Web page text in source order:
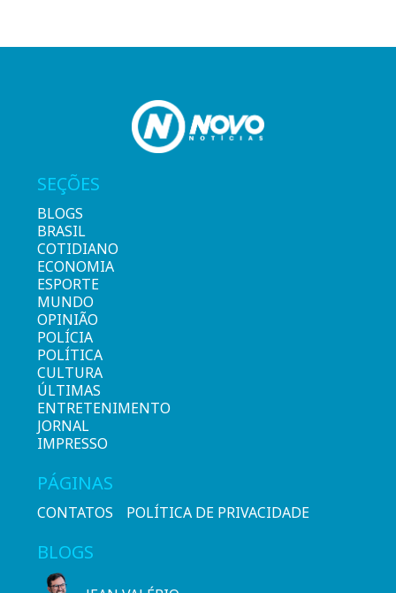
SEÇÕES
BLOGS
BRASIL
COTIDIANO
ECONOMIA
ESPORTE
MUNDO
OPINIÃO
POLÍCIA
POLÍTICA
CULTURA
ÚLTIMAS
ENTRETENIMENTO
JORNAL
IMPRESSO
PÁGINAS
CONTATOS POLÍTICA DE PRIVACIDADE
BLOGS